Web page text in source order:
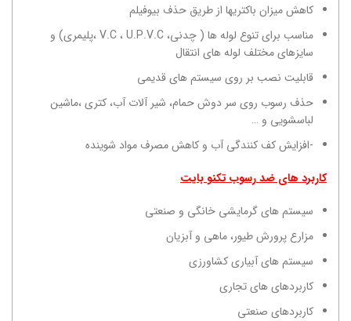
کاهش میزان باکتریها از طریق حذف بیوفیلم
مناسب برای تنوع لوله ها ( چدنی، V.C ، U.P.V.C ،‌پلیمری) و
سایزهای مختلف لوله های انتقال
قابلیت نصب بر روی سیستم های قدیمی
حذف رسوب روی سر دوش حمام، شیر آلات آب، کتری ،‌ماشین
لباسشویی و …
-افزایش کف کنندگی آب و کاهش مصرف مواد شوینده
کاربرد های ضد رسوب تکنو بایت
سیستم های گرمایشی خانگی و صنعتی
مزارع پرورش طیور، ماهی و آبزیان
سیستم های آبیاری کشاورزی
کاربردهای های تجاری
کاربردهای صنعتی